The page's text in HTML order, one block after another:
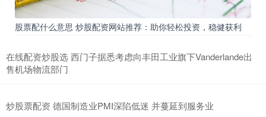
股票配什么意思 炒股配资网站推荐：助你轻松投资，稳健获利
在线配资炒股选 西门子据悉考虑向丰田工业旗下Vanderlande出
售机场物流部门
炒股票配资 德国制造业PMI深陷低迷 并蔓延到服务业